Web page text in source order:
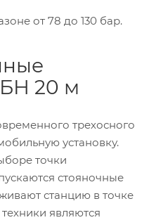
от 78 до 130 бар.
20 м
трехосного
установку.
точки
стояночные
станцию в точке
являются